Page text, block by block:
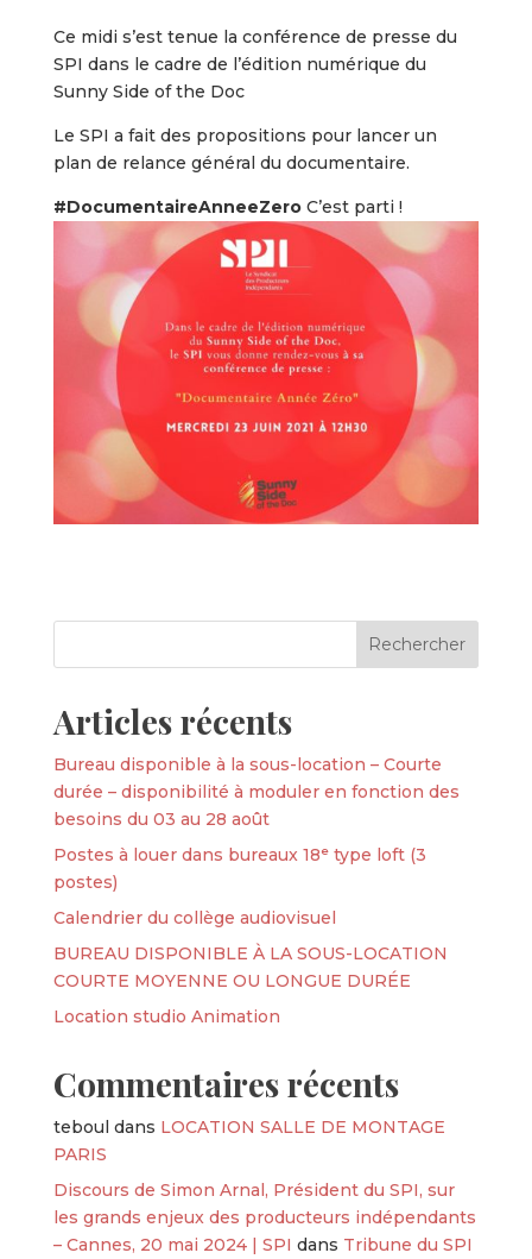
Ce midi s’est tenue la conférence de presse du
SPI dans le cadre de l’édition numérique du
Sunny Side of the Doc
Le SPI a fait des propositions pour lancer un
plan de relance général du documentaire.
#DocumentaireAnneeZeroC’est parti !
Articles récents
Bureau disponible à la sous-location – Courte
durée – disponibilité à moduler en fonction des
besoins du 03 au 28 août
Postes à louer dans bureaux 18ᵉ type loft (3
postes)
Calendrier du collège audiovisuel
BUREAU DISPONIBLE À LA SOUS-LOCATION
COURTE MOYENNE OU LONGUE DURÉE
Location studio Animation
Commentaires récents
teboul dans LOCATION SALLE DE MONTAGE
PARIS
Discours de Simon Arnal, Président du SPI, sur
les grands enjeux des producteurs indépendants
– Cannes, 20 mai 2024 | SPI dans Tribune du SPI